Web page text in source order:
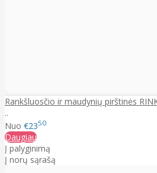
Rankšluosčio ir maudynių pirštinės
..
Nuo €2350
Daugiau
Į palyginimą
Į norų sąrašą